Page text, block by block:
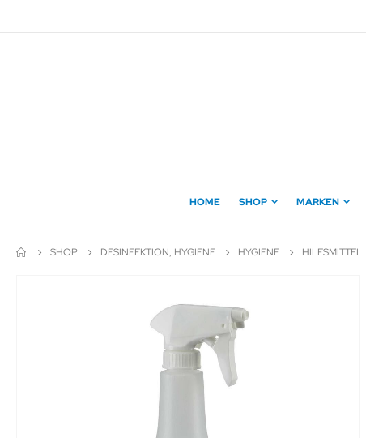
zum
HOME SHOP MARKEN
SHOP DESINFEKTION, HYGIENE HYGIENE HILFSMITTEL